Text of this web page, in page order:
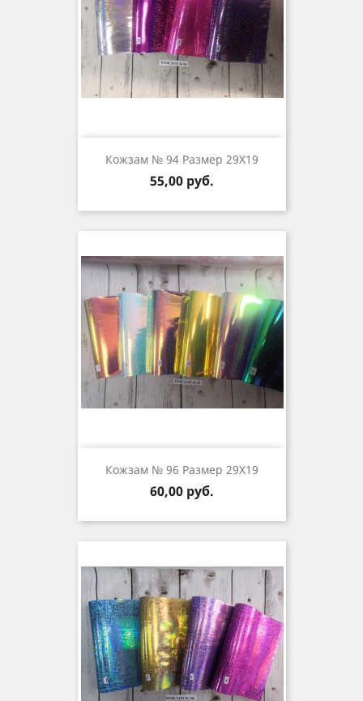
Кожзам № 94 Размер 29Х19
Цена
55,00 руб.
Кожзам № 96 Размер 29Х19
Цена
60,00 руб.